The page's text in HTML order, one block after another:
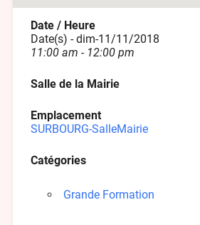
Date / Heure
Date(s) - dim-11/11/2018
11:00 am - 12:00 pm
Salle de la Mairie
Emplacement
SURBOURG-SalleMairie
Catégories
Grande Formation